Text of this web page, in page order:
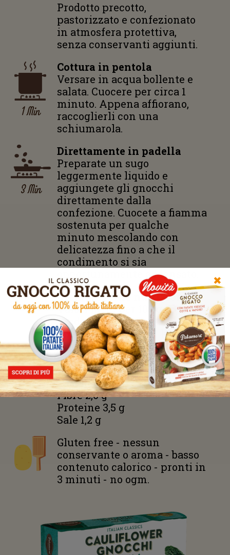
✖
Prodotto precotto,
pastorizzato e confezionato
in atmosfera protettiva,
senza conservanti aggiunti.
Cottura in pentola
Versare in acqua bollente e
salata. Cuocere per circa 1
minuto. Appena affiorano,
raccoglierli con una
schiumarola.
1 Min
Direttamente in padella
Preparate un sugo
leggermente liquido e
aggiungete gli gnocchi
direttamente dalla
confezione. Cuocete a fiamma
sostenuta per qualche
minuto mescolando con
delicatezza fino a che il
condimento si sia
opportunamente addensato.
3 Min
Dichiarazione nutrizionale
Valori medi per 100 g di
prodotto:
Energia556 kJ – 131 kcal
Grassi 0 g di cui acidi grassi
saturi 0 g
Carboidrati 28 g di cui
zuccheri 1,9 g
Fibre 2,6 g
Proteine 3,5 g
Sale 1,2 g
Gluten free - nessun
conservante o aroma - basso
contenuto calorico - pronti in
3 minuti - no ogm.